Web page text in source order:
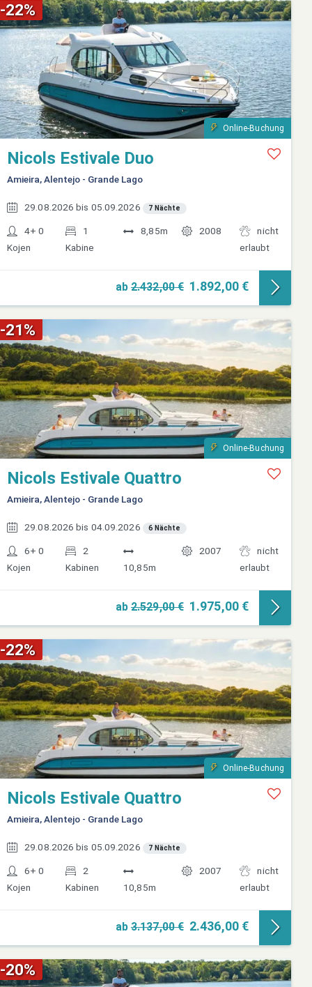
-22%
Online-Buchung
Nicols Estivale Duo
Amieira, Alentejo - Grande Lago
29.08.2026 bis 05.09.2026 7 Nächte
4+ 0
Kojen
1
Kabine
8,85m 2008
nicht
erlaubt
ab 2.432,00 € 1.892,00 €
-21%
Online-Buchung
Nicols Estivale Quattro
Amieira, Alentejo - Grande Lago
29.08.2026 bis 04.09.2026 6 Nächte
6+ 0
Kojen
2
Kabinen
10,85m
2007
nicht
erlaubt
ab 2.529,00 € 1.975,00 €
-22%
Online-Buchung
Nicols Estivale Quattro
Amieira, Alentejo - Grande Lago
29.08.2026 bis 05.09.2026 7 Nächte
6+ 0
Kojen
2
Kabinen
10,85m
2007
nicht
erlaubt
ab 3.137,00 € 2.436,00 €
-20%